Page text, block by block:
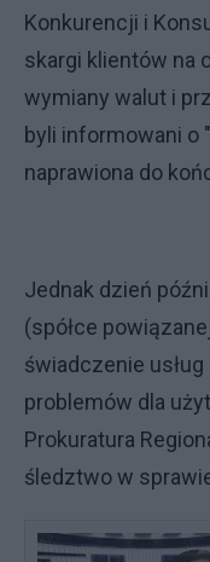
Konkurencji i
skargi klientów na
wymiany walut i
byli informowani o
naprawiona do
Jednak dzień
(spółce
świadczenie usług
problemów dla
Prokuratura
śledztwo w